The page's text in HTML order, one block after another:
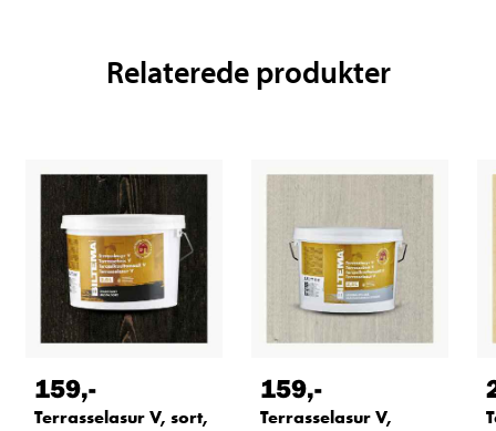
Relaterede produkter
159,-
Terrasselasur V, sort,
159,-
Terrasselasur V,